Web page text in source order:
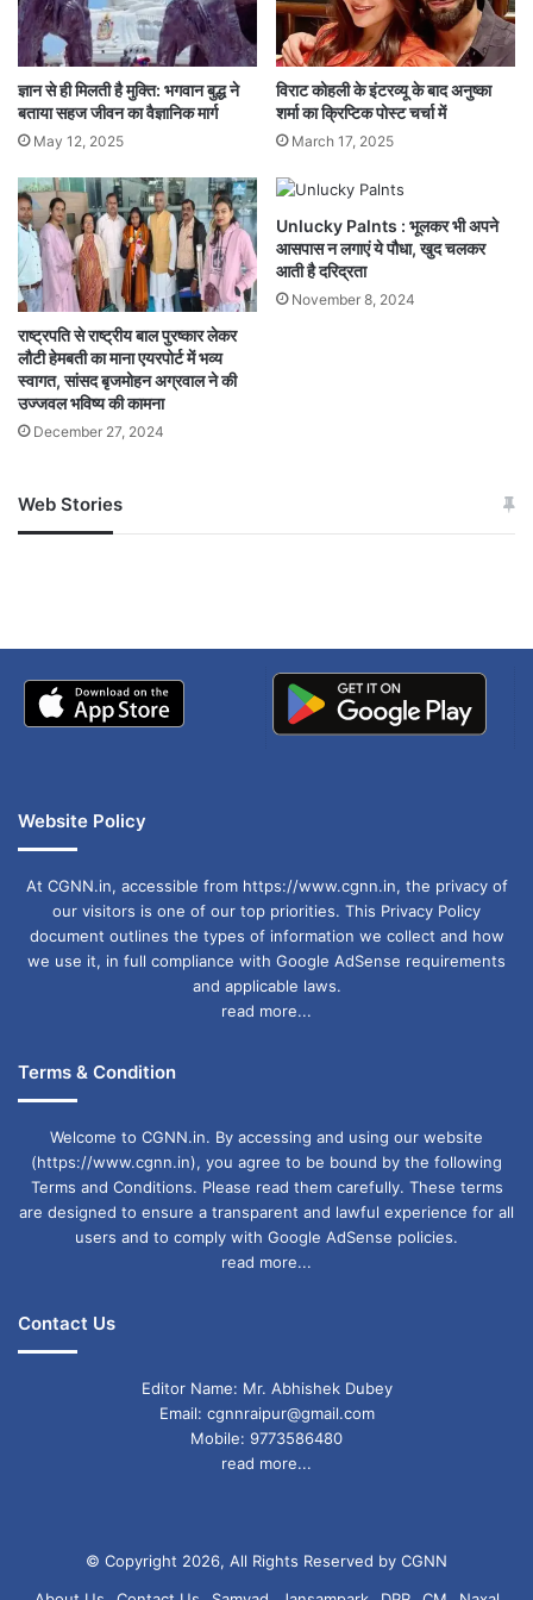
बनाने वाला यू-ट्यूबर खंडवा से गिरफ्तार.. HDFC BANK
अक्टूबर में, एक दिन में 535 मिलियन यूपीआई लेनदेन होते
थे। इस दौरान औसत दैनिक लेनदेन राशि 75,801 करोड़
रुपये थी। इसके विपरीत, सितंबर में प्रतिदिन औसतन 501
मिलियन लेनदेन हुए, जिनकी कुल कीमत 68,800 करोड़
रुपये थी। तत्काल भुगतान सेवा (आईएमपीएस) ने अक्टूबर में
467 मिलियन लेनदेन संभाले, जो सितंबर में 430 मिलियन
लेनदेन से 9% अधिक है। IMPS का उपयोग करके किए
गए लेनदेन का मूल्य पिछले महीने 11% बढ़ गया।
होम
ओपिनियन
मध्यप्रदेश
राजनीति
ज्ञान से ही मिलती है मुक्ति: भगवान बुद्ध ने
बताया सहज जीवन का वैज्ञानिक मार्ग
May 12, 2025
विराट कोहली के इंटरव्यू के बाद अनुष्का
शर्मा का क्रिप्टिक पोस्ट चर्चा में
March 17, 2025
राष्ट्रपति से राष्ट्रीय बाल पुरष्कार लेकर
लौटी हेमबती का माना एयरपोर्ट में भव्य
स्वागत, सांसद बृजमोहन अग्रवाल ने की
उज्जवल भविष्य की कामना
December 27, 2024
Unlucky Palnts : भूलकर भी अपने
आसपास न लगाएं ये पौधा, खुद चलकर
आती है दरिद्रता
November 8, 2024
Web Stories
जम्मू-कश्मीर में बारिश से
अपडेट
खाई में धक्का… आरोपियों ने
Website Policy
At CGNN.in, accessible from https://www.cgnn.in, the privacy of
our visitors is one of our top priorities. This Privacy Policy
document outlines the types of information we collect and how
we use it, in full compliance with Google AdSense requirements
and applicable laws.
read more...
Terms & Condition
Welcome to CGNN.in. By accessing and using our website
(https://www.cgnn.in), you agree to be bound by the following
Terms and Conditions. Please read them carefully. These terms
are designed to ensure a transparent and lawful experience for all
users and to comply with Google AdSense policies.
read more...
Contact Us
Editor Name: Mr. Abhishek Dubey
Email: cgnnraipur@gmail.com
Mobile: 9773586480
read more...
© Copyright 2026, All Rights Reserved by CGNN